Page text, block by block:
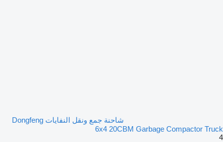
شاحنة جمع ونقل النفايات Dongfeng
6x4 20CBM Garbage Compactor Truck
4